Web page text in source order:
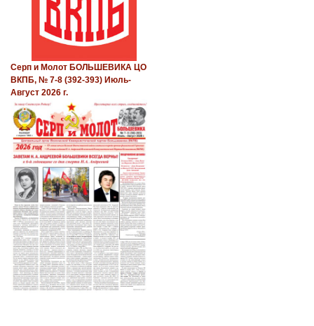
Серп и Молот БОЛЬШЕВИКА ЦО
ВКПБ, № 7-8 (392-393) Июль-
Август 2026 г.